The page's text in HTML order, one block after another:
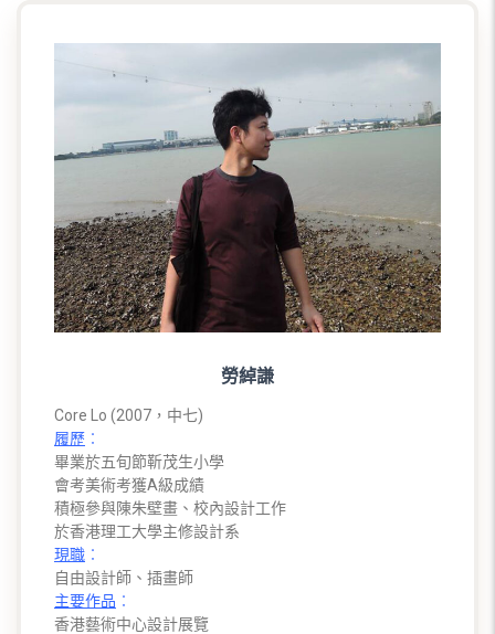
勞綽謙
Core Lo (2007，中七)
履歷 ︰
畢業於五旬節靳茂生小學
會考美術考獲A級成績
積極參與陳朱壁畫、校內設計工作
於香港理工大學主修設計系
現職 ︰
自由設計師、插畫師
主要作品 ︰
香港藝術中心設計展覽